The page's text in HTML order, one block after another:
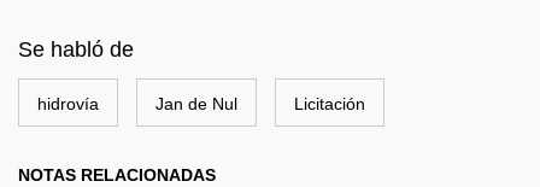
Se habló de
hidrovía Jan de Nul Licitación
NOTAS RELACIONADAS